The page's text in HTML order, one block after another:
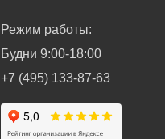
Режим работы:
Будни 9:00-18:00
+7 (495) 133-87-63